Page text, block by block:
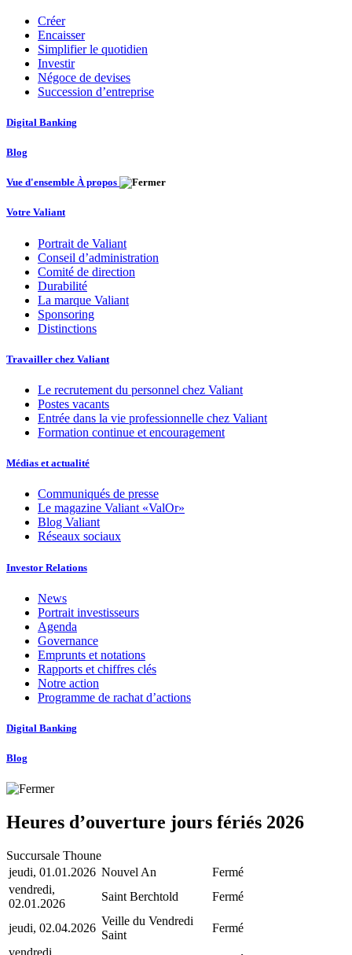
Créer
Encaisser
Simplifier le quotidien
Investir
Négoce de devises
Succession d’entreprise
Digital Banking
Blog
Vue d'ensemble À propos
Votre Valiant
Portrait de Valiant
Conseil d’administration
Comité de direction
Durabilité
La marque Valiant
Sponsoring
Distinctions
Travailler chez Valiant
Le recrutement du personnel chez Valiant
Postes vacants
Entrée dans la vie professionnelle chez Valiant
Formation continue et encouragement
Médias et actualité
Communiqués de presse
Le magazine Valiant «ValOr»
Blog Valiant
Réseaux sociaux
Investor Relations
News
Portrait investisseurs
Agenda
Governance
Emprunts et notations
Rapports et chiffres clés
Notre action
Programme de rachat d’actions
Digital Banking
Blog
Heures d’ouverture jours fériés 2026
Succursale Thoune
jeudi, 01.01.2026 Nouvel An
Fermé
vendredi,
02.01.2026
Saint Berchtold Fermé
jeudi, 02.04.2026
Veille du Vendredi
Saint
Fermé
vendredi,